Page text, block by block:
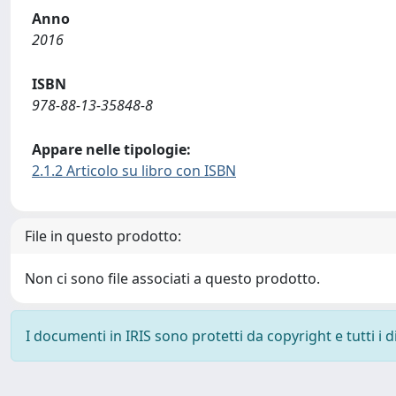
Anno
2016
ISBN
978-88-13-35848-8
Appare nelle tipologie:
2.1.2 Articolo su libro con ISBN
File in questo prodotto:
Non ci sono file associati a questo prodotto.
I documenti in IRIS sono protetti da copyright e tutti i